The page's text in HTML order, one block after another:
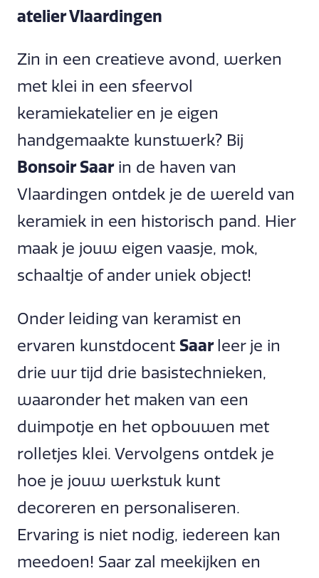
atelier Vlaardingen
Zin in een creatieve avond, werken
met klei in een sfeervol
keramiekatelier en je eigen
handgemaakte kunstwerk? Bij
Bonsoir Saarin de haven van
Vlaardingen ontdek je de wereld van
keramiek in een historisch pand. Hier
maak je jouw eigen vaasje, mok,
schaaltje of ander uniek object!
Onder leiding van keramist en
ervaren kunstdocent Saarleer je in
drie uur tijd drie basistechnieken,
waaronder het maken van een
duimpotje en het opbouwen met
rolletjes klei. Vervolgens ontdek je
hoe je jouw werkstuk kunt
decoreren en personaliseren.
Ervaring is niet nodig, iedereen kan
meedoen! Saar zal meekijken en